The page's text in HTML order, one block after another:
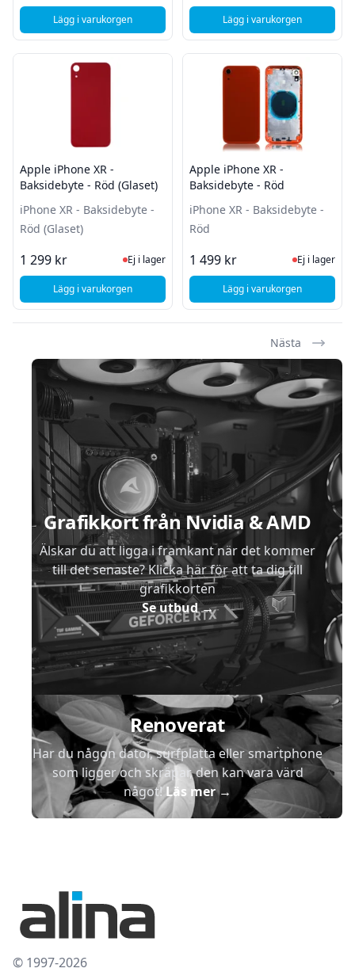
Lägg i varukorgen, Apple Iphone XR - Byte av Mikrofon och laddkontakt - Vit
Lägg i varukorgen, Apple iPhone XR -
Apple iPhone XR -
Baksidebyte - Röd (Glaset)
iPhone XR - Baksidebyte -
Röd (Glaset)
1 299 kr Ej i lager, besök produktsidan för
Ej i lager
Lägg i varukorgen, Apple iPhone XR - Baksidebyte - Röd (Glaset)
Apple iPhone XR -
Baksidebyte - Röd
iPhone XR - Baksidebyte -
Röd
1 499 kr Ej i lager,
Ej i lager
Lägg i varukorgen, Apple iPhone XR -
Nästa
Grafikkort från Nvidia & AMD
Älskar du att ligga i framkant när det kommer
till det senaste? Klicka här för att ta dig till
grafikkorten
Se utbud→
Renoverat
Har du någon dator, surfplatta eller smartphone
som ligger och skräpar, den kan vara värd
något!Läs mer→
© 1997-2026